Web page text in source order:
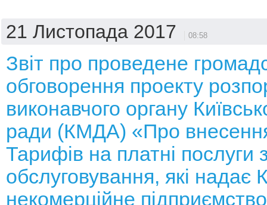
21 Листопада 2017 08:58
Звіт про проведене
обговорення проекту
виконавчого органу
ради (КМДА) «Про
Тарифів на платні послуги
обслуговування, які надає
некомерційне підприємство